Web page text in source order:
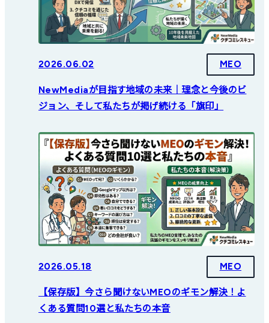
2026.06.02 MEO
NewMediaが目指す地域の未来｜理念と今後のビ
ジョン、そして私たちが掲げ続ける「旗印」
2026.05.18 MEO
【保存版】今さら聞けないMEOのギモン解決！よ
くある質問10選と私たちの本音